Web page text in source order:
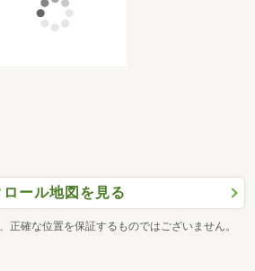
ロール地図を見る
正確な位置を保証するものではございません。